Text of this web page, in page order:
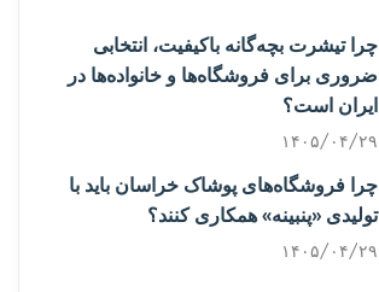
چرا تیشرت بچه‌گانه باکیفیت، انتخابی
ضروری برای فروشگاه‌ها و خانواده‌ها در
ایران است؟
۱۴۰۵/۰۴/۲۹
چرا فروشگاه‌های پوشاک خراسان باید با
تولیدی «پنبینه» همکاری کنند؟
۱۴۰۵/۰۴/۲۹